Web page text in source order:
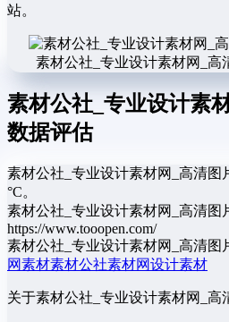
站。
素材公社_专业设计素材网_高
素材公社_专业设计素
数据评估
素材公社_专业设计素材网_高清图
°C。
素材公社_专业设计素材网_高清图
https://www.tooopen.com/
素材公社_专业设计素材网_高清图
网素材素材公社素材网设计素材
关于素材公社_专业设计素材网_高